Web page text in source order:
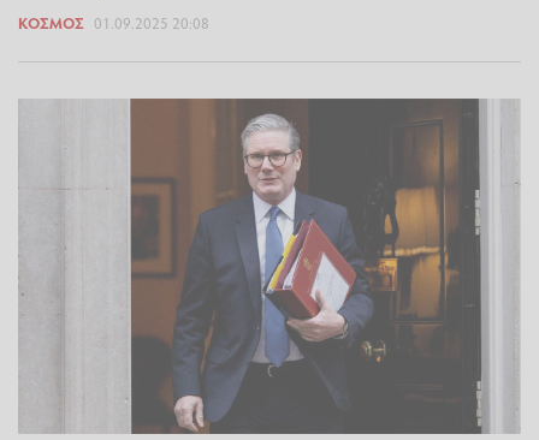
ΚΌΣΜΟΣ 01.09.2025 20:08